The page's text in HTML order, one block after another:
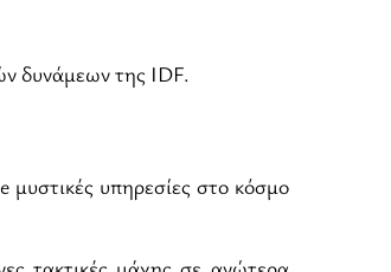
δυνάμεων της IDF.
υπηρεσίες στο κόσμο